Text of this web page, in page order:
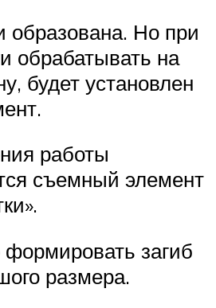
образована. Но при
обрабатывать на
будет установлен
работы
съемный элемент
загиб
размера.